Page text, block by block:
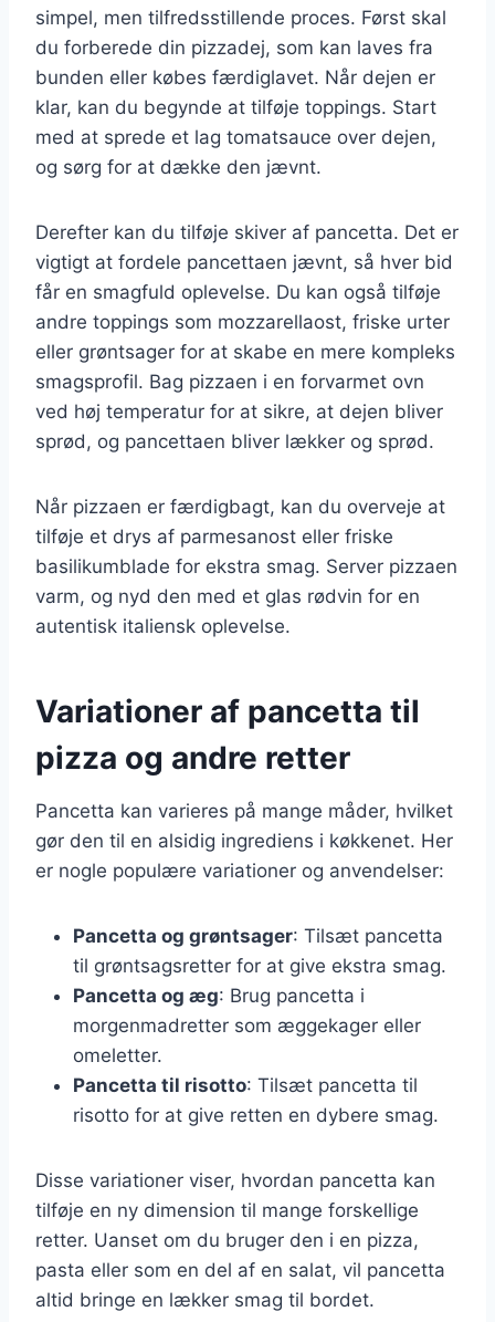
simpel, men tilfredsstillende proces. Først skal
du forberede din pizzadej, som kan laves fra
bunden eller købes færdiglavet. Når dejen er
klar, kan du begynde at tilføje toppings. Start
med at sprede et lag tomatsauce over dejen,
og sørg for at dække den jævnt.
Derefter kan du tilføje skiver af pancetta. Det er
vigtigt at fordele pancettaen jævnt, så hver bid
får en smagfuld oplevelse. Du kan også tilføje
andre toppings som mozzarellaost, friske urter
eller grøntsager for at skabe en mere kompleks
smagsprofil. Bag pizzaen i en forvarmet ovn
ved høj temperatur for at sikre, at dejen bliver
sprød, og pancettaen bliver lækker og sprød.
Når pizzaen er færdigbagt, kan du overveje at
tilføje et drys af parmesanost eller friske
basilikumblade for ekstra smag. Server pizzaen
varm, og nyd den med et glas rødvin for en
autentisk italiensk oplevelse.
Variationer af pancetta til
pizza og andre retter
Pancetta kan varieres på mange måder, hvilket
gør den til en alsidig ingrediens i køkkenet. Her
er nogle populære variationer og anvendelser:
Pancetta og grøntsager: Tilsæt pancetta
til grøntsagsretter for at give ekstra smag.
Pancetta og æg: Brug pancetta i
morgenmadretter som æggekager eller
omeletter.
Pancetta til risotto: Tilsæt pancetta til
risotto for at give retten en dybere smag.
Disse variationer viser, hvordan pancetta kan
tilføje en ny dimension til mange forskellige
retter. Uanset om du bruger den i en pizza,
pasta eller som en del af en salat, vil pancetta
altid bringe en lækker smag til bordet.